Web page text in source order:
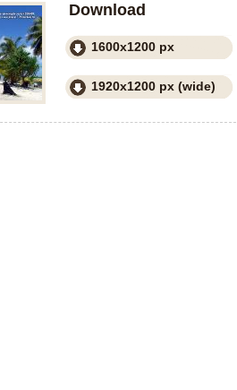
Download
1600x1200 px
1920x1200 px (wide)